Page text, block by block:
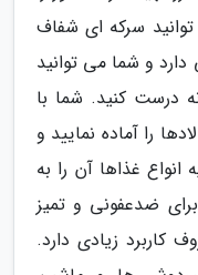
سرکه ای شفاف
و شما می توانید
درست کنید. شما با
را آماده نمایید و
غذاها آن را به
ضدعفونی و تمیز
زیادی دارد.